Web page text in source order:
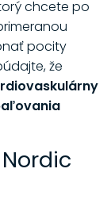
chcete po
pocity
že